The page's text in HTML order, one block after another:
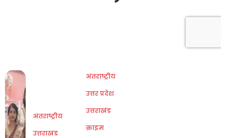
अंतराष्ट्रीय
उत्तराखंड
अंतराष्ट्रीय
उत्तर प्रदेश
उत्तराखंड
क्राइम